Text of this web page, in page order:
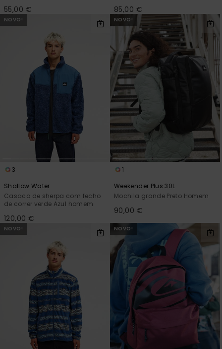
55,00 € 85,00 €
NOVO!
3
Shallow Water
Casaco de sherpa com fecho
de correr verde Azul homem
120,00 €
NOVO!
1
Weekender Plus 30L
Mochila grande Preto Homem
90,00 €
NOVO! NOVO!